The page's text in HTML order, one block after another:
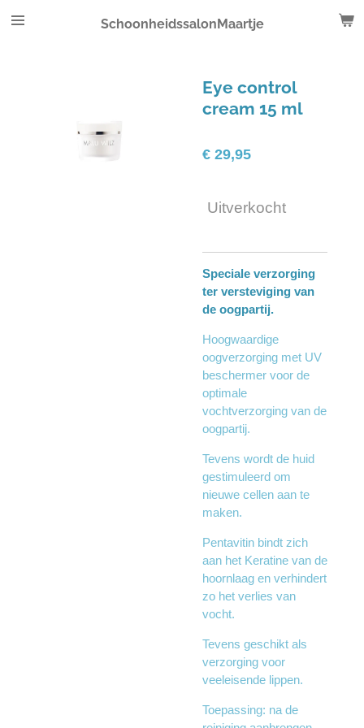
Ga
SchoonheidssalonMaartje
Eye control
cream 15 ml
€ 29,95
Uitverkocht
Speciale verzorging
ter versteviging van
de oogpartij.
Hoogwaardige
oogverzorging met UV
beschermer voor de
optimale
vochtverzorging van de
oogpartij.
Tevens wordt de huid
gestimuleerd om
nieuwe cellen aan te
maken.
Pentavitin bindt zich
aan het Keratine van de
hoornlaag en verhindert
zo het verlies van
vocht.
Tevens geschikt als
verzorging voor
veeleisende lippen.
Toepassing: na de